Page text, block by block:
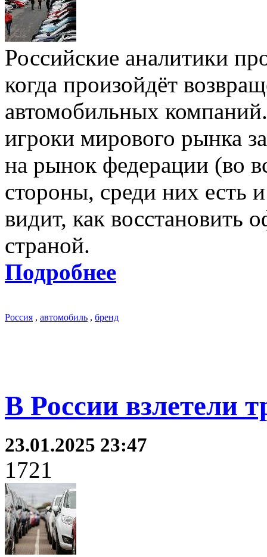
Российские аналитики
когда произойдёт
автомобильных
игроки мирового рынка
на рынок федерации (во
стороны, среди них есть
видит, как восстановить
страной.
Подробнее
Россия , автомобиль , бренд
В России взлетели
23.01.2025 23:47
1721